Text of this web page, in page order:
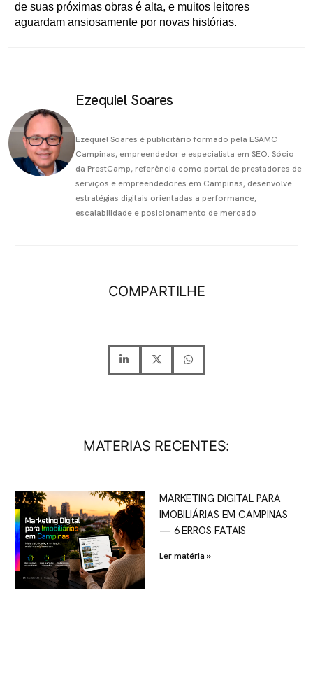
de suas próximas obras é alta, e muitos leitores
aguardam ansiosamente por novas histórias.
Ezequiel Soares
Ezequiel Soares é publicitário formado pela ESAMC
Campinas, empreendedor e especialista em SEO. Sócio
da PrestCamp, referência como portal de prestadores de
serviços e empreendedores em Campinas, desenvolve
estratégias digitais orientadas a performance,
escalabilidade e posicionamento de mercado
COMPARTILHE
MATERIAS RECENTES:
MARKETING DIGITAL PARA
IMOBILIÁRIAS EM CAMPINAS
— 6 ERROS FATAIS
Ler matéria »